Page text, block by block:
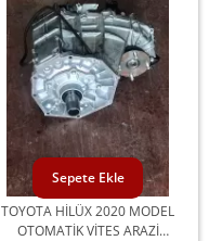
TOYOTA HİLÜX 2020 MODEL
OTOMATİK VİTES ARAZİ
Sepete Ekle